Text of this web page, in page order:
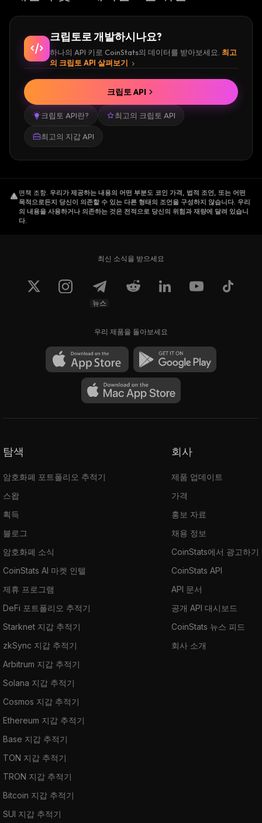
크립토로 개발하시나요?
하나의 API 키로 CoinStats의 데이터를 받아보세요. 최고
의 크립토 API 살펴보기
크립토 API란? 최고의 크립토 API
최고의 지갑 API
크립토 API
면책 조항. 우리가 제공하는 내용의 어떤 부분도 코인 가격, 법적 조언, 또는 어떤
목적으로든지 당신이 의존할 수 있는 다른 형태의 조언을 구성하지 않습니다. 우리
의 내용을 사용하거나 의존하는 것은 전적으로 당신의 위험과 재량에 달려 있습니
다.
최신 소식을 받으세요
뉴스
우리 제품을 돌아보세요
탐색
암호화폐 포트폴리오 추적기
스왑
획득
블로그
암호화폐 소식
CoinStats AI 마켓 인텔
제휴 프로그램
DeFi 포트폴리오 추적기
Starknet 지갑 추적기
zkSync 지갑 추적기
Arbitrum 지갑 추적기
Solana 지갑 추적기
Cosmos 지갑 추적기
Ethereum 지갑 추적기
Base 지갑 추적기
TON 지갑 추적기
TRON 지갑 추적기
Bitcoin 지갑 추적기
SUI 지갑 추적기
회사
제품 업데이트
가격
홍보 자료
채용 정보
CoinStats에서 광고하기
CoinStats API
API 문서
공개 API 대시보드
CoinStats 뉴스 피드
회사 소개